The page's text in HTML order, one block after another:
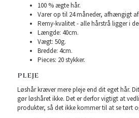
100 % ægte hår.
Varer op til 24 måneder, afhængigt af
Remy-kvalitet - alle hårstrå ligger i
Længde: 40cm.
Vægt: 50g.
Bredde: 4cm.
Pieces: 20 stykker.
PLEJE
Løshår kræver mere pleje end dit eget hår.
gør løshåret ikke. Det er derfor vigtigt at
produkter, så det ikke kommer til at se tørt